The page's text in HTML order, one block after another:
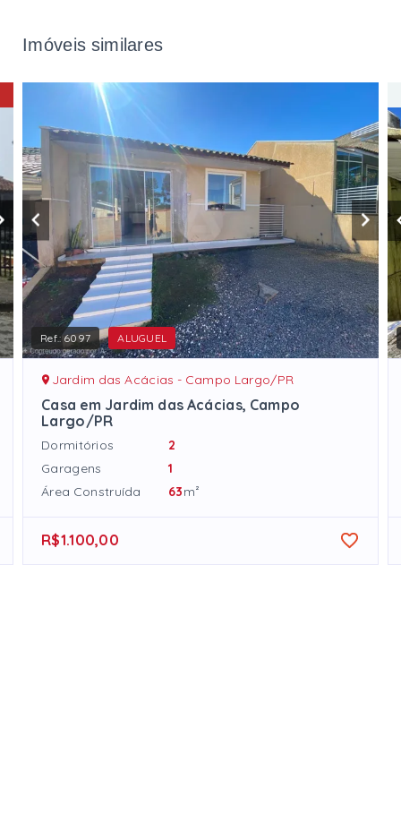
Imóveis similares
Ref.:6097 ALUGUEL
Jardim das Acácias - Campo Largo/PR
Casa em Jardim das Acácias, Campo
Largo/PR
Dormitórios
2
Garagens
1
Área Construída
63m²
R$1.100,00